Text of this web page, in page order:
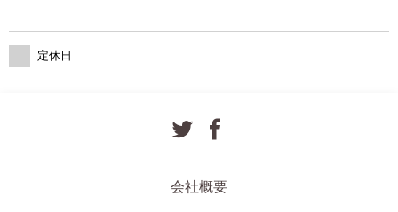
定休日
会社概要